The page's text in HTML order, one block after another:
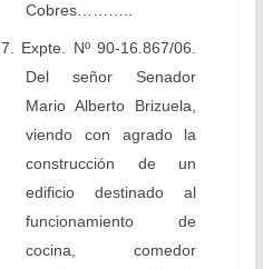
Cobres………..
7. Expte. Nº 90-16.867/06.
Del señor Senador
Mario Alberto Brizuela,
viendo con agrado la
construcción de un
edificio destinado al
funcionamiento de
cocina, comedor